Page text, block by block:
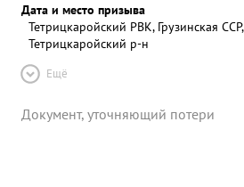
Дата и место призыва
Тетрицкаройский РВК, Грузинская ССР,
Тетрицкаройский р-н
Ещё
Документ, уточняющий потери